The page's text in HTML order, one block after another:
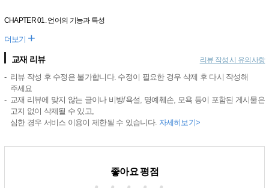
CHAPTER 01. 언어의 기능과 특성
더보기 +
교재 리뷰 리뷰 작성 시 유의사항
리뷰 작성 후 수정은 불가합니다. 수정이 필요한 경우 삭제 후 다시 작성해
주세요
교재 리뷰에 맞지 않는 글이나 비방/욕설, 명예훼손, 모욕 등이 포함된 게시물은
고지 없이 삭제될 수 있고,
심한 경우 서비스 이용이 제한될 수 있습니다. 자세히보기>
좋아요 평점